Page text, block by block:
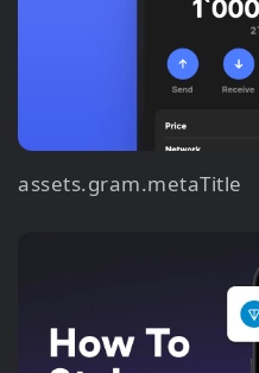
assets.gram.metaTitle